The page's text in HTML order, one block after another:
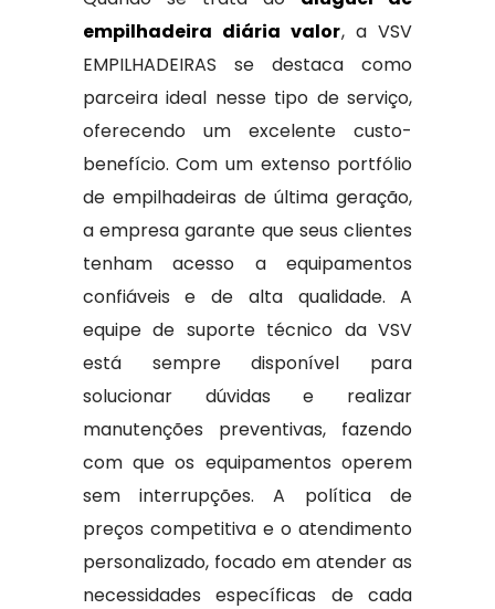
empilhadeira diária valor, a VSV
EMPILHADEIRAS se destaca como
parceira ideal nesse tipo de serviço,
oferecendo um excelente custo-
benefício. Com um extenso portfólio
de empilhadeiras de última geração,
a empresa garante que seus clientes
tenham acesso a equipamentos
confiáveis e de alta qualidade. A
equipe de suporte técnico da VSV
está sempre disponível para
solucionar dúvidas e realizar
manutenções preventivas, fazendo
com que os equipamentos operem
sem interrupções. A política de
preços competitiva e o atendimento
personalizado, focado em atender as
necessidades específicas de cada